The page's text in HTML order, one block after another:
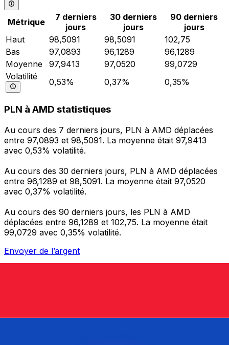
Métrique
7 derniers
jours
30 derniers
jours
90 derniers
jours
Haut
98,5091 98,5091
102,75
Bas
97,0893 96,1289
96,1289
Moyenne
97,9413 97,0520
99,0729
Volatilité
0,53% 0,37% 0,35%
PLN à AMD statistiques
Au cours des 7 derniers jours, PLN à AMD déplacées
entre 97,0893 et 98,5091. La moyenne était 97,9413
avec 0,53% volatilité.
Au cours des 30 derniers jours, PLN à AMD déplacées
entre 96,1289 et 98,5091. La moyenne était 97,0520
avec 0,37% volatilité.
Au cours des 90 derniers jours, les PLN à AMD
déplacées entre 96,1289 et 102,75. La moyenne était
99,0729 avec 0,35% volatilité.
Envoyer de l’argent